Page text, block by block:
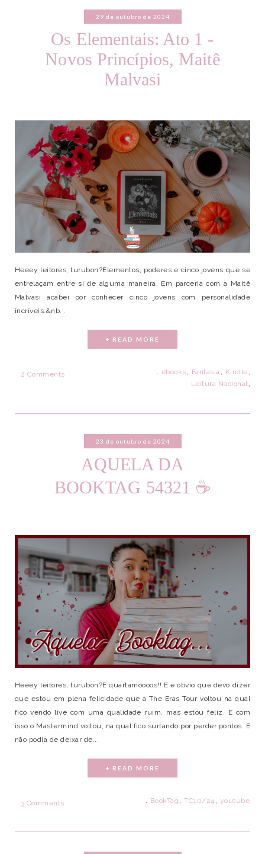
29 de outubro de 2024
Os Elementais: Ato 1 -
Novos Princípios, Maitê
Malvasi
Heeey leitores, turubon?Elementos, poderes e cinco jovens que se
entrelaçam entre si de alguma maneira. Em parceria com a Maitê
Malvasi acabei por conhecer cinco jovens com personalidade
incríveis.&nb...
+ READ MORE
2 Comments . ebooks , Fantasia , Kindle ,
Leitura Nacional ,
23 de outubro de 2024
AQUELA DA
BOOKTAG 54321 ☕
Heeey leitores, turubon?E quartamoooos!! E é obvio que devo dizer
que estou em plena felicidade que a The Eras Tour voltou na qual
fico vendo live com uma qualidade ruim, mas estou feliz. E com
isso o Mastermind voltou, na qual fico surtando por perder pontos. E
não podia de deixar de...
+ READ MORE
3 Comments . BookTag , TC10/24 , youtube